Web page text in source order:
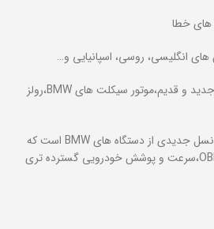
های خطا
های انگلیسی، روسی، اسپانیایی و…
🟣 پشتیبانی از خودروهای جدید و قدیم،موتور سیکلت های BMW،رولز
🟤 دیاگ BMW ICOM A3،نسل جدیدی از دستگاه های BMW است که
با پردازنده قوی تر و کابل OBD،سرعت و پوشش خودرویی گسترده تری